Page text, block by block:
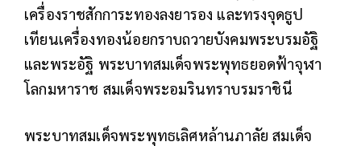
เครื่องราชสักการะทองลงยารอง และทรงจุดธูป
เทียนเครื่องทองน้อยกราบถวายบังคมพระบรมอัฐิ
และพระอัฐิ พระบาทสมเด็จพระพุทธยอดฟ้าจุฬา
โลกมหาราช สมเด็จพระอมรินทราบรมราชินี
พระบาทสมเด็จพระพุทธเลิศหล้านภาลัย สมเด็จ